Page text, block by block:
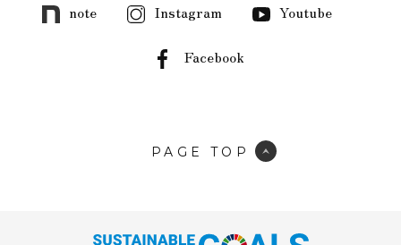
note Instagram Youtube
Facebook
PAGE TOP